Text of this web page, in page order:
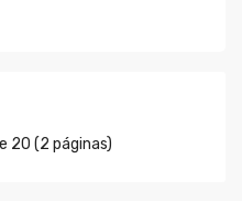
20 (2 páginas)